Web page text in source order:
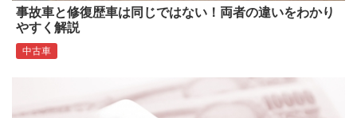
事故車と修復歴車は同じではない！両者の違いをわかり
やすく解説
中古車